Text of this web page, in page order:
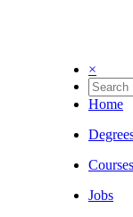
×
Home
Courses
Jobs